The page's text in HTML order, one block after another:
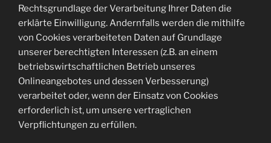
Rechtsgrundlage der Verarbeitung Ihrer Daten die
erklärte Einwilligung. Andernfalls werden die mithilfe
von Cookies verarbeiteten Daten auf Grundlage
unserer berechtigten Interessen (z.B. an einem
betriebswirtschaftlichen Betrieb unseres
Onlineangebotes und dessen Verbesserung)
verarbeitet oder, wenn der Einsatz von Cookies
erforderlich ist, um unsere vertraglichen
Verpflichtungen zu erfüllen.